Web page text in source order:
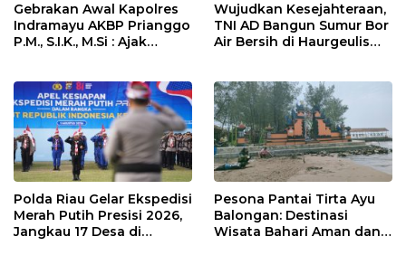
Gebrakan Awal Kapolres
Indramayu AKBP Prianggo
P.M., S.I.K., M.Si : Ajak
Wujudkan Kesejahteraan,
TNI AD Bangun Sumur Bor
Air Bersih di Haurgeulis
Polda Riau Gelar Ekspedisi
Merah Putih Presisi 2026,
Jangkau 17 Desa di
Pesona Pantai Tirta Ayu
Balongan: Destinasi
Wisata Bahari Aman dan